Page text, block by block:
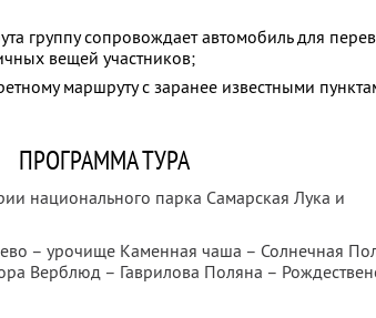
группу сопровождает автомобиль для
вещей участников;
маршруту с заранее известными
ПРОГРАММА ТУРА
национального парка Самарская Лука и
– урочище Каменная чаша – Солнечная
Верблюд – Гаврилова Поляна –